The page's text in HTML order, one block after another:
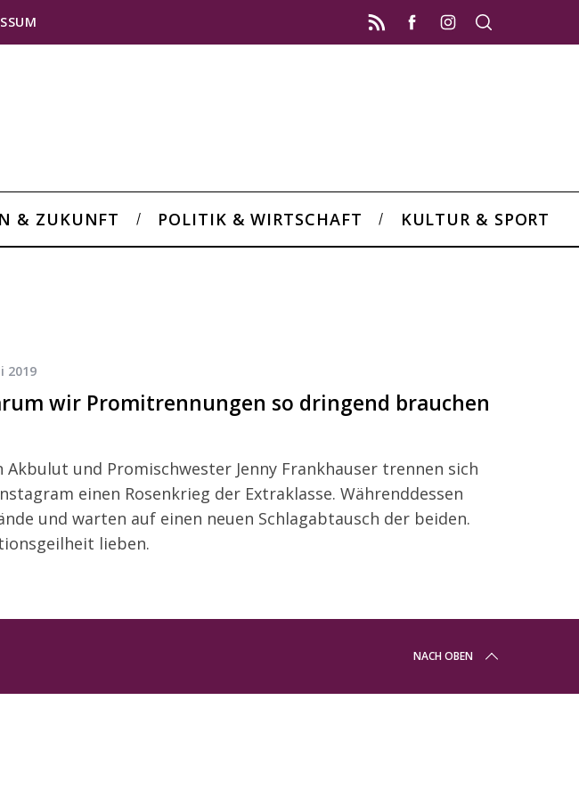
& ZUKUNFT POLITIK & WIRTSCHAFT KULTUR & SPORT
2019
wir Promitrennungen so dringend brauchen
Akbulut und Promischwester Jenny Frankhauser trennen sich
einen Rosenkrieg der Extraklasse. Währenddessen
und warten auf einen neuen Schlagabtausch der beiden.
lieben.
NACH OBEN